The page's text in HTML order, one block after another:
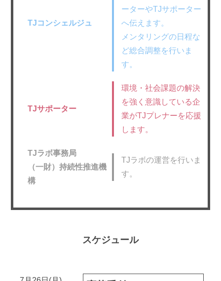
TJコンシェルジュ
ーターやTJサポーター
へ伝えます。
メンタリングの日程な
ど総合調整を行いま
す。
TJサポーター
環境・社会課題の解決
を強く意識している企
業がTJプレナーを応援
します。
TJラボ事務局
（一財）持続性推進機
構
TJラボの運営を行いま
す。
スケジュール